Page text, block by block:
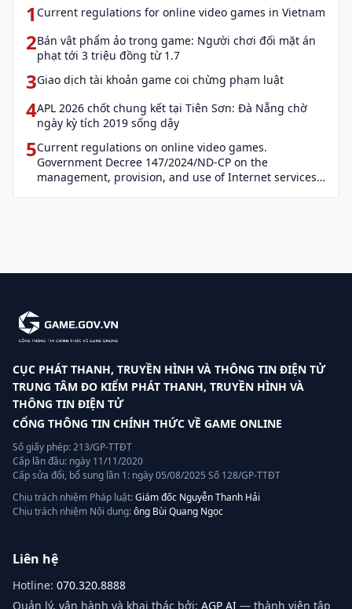
1 Current regulations for online video games in Vietnam
2Bán vật phẩm ảo trong game: Người chơi đối mặt án
phạt tới 3 triệu đồng từ 1.7
3Giao dịch tài khoản game coi chừng phạm luật
4APL 2026 chốt chung kết tại Tiên Sơn: Đà Nẵng chờ
ngày kỳ tích 2019 sống dậy
5Current regulations on online video games.
Government Decree 147/2024/ND-CP on the
management, provision, and use of Internet services
CỤC PHÁT THANH, TRUYỀN HÌNH VÀ THÔNG TIN ĐIỆN TỬ
TRUNG TÂM ĐO KIỂM PHÁT THANH, TRUYỀN HÌNH VÀ
THÔNG TIN ĐIỆN TỬ
CỔNG THÔNG TIN CHÍNH THỨC VỀ GAME ONLINE
Số giấy phép: 213/GP-TTĐT
Cấp lần đầu: ngày 11/11/2020
Cấp sửa đổi, bổ sung lần 1: ngày 05/08/2025 Số 128/GP-TTĐT
Chịu trách nhiệm Pháp luật:Giám đốc Nguyễn Thanh Hải
Chịu trách nhiệm Nội dung:ông Bùi Quang Ngọc
Liên hệ
Hotline: 070.320.8888
Quản lý, vận hành và khai thác bởi: AGP AI — thành viên tập